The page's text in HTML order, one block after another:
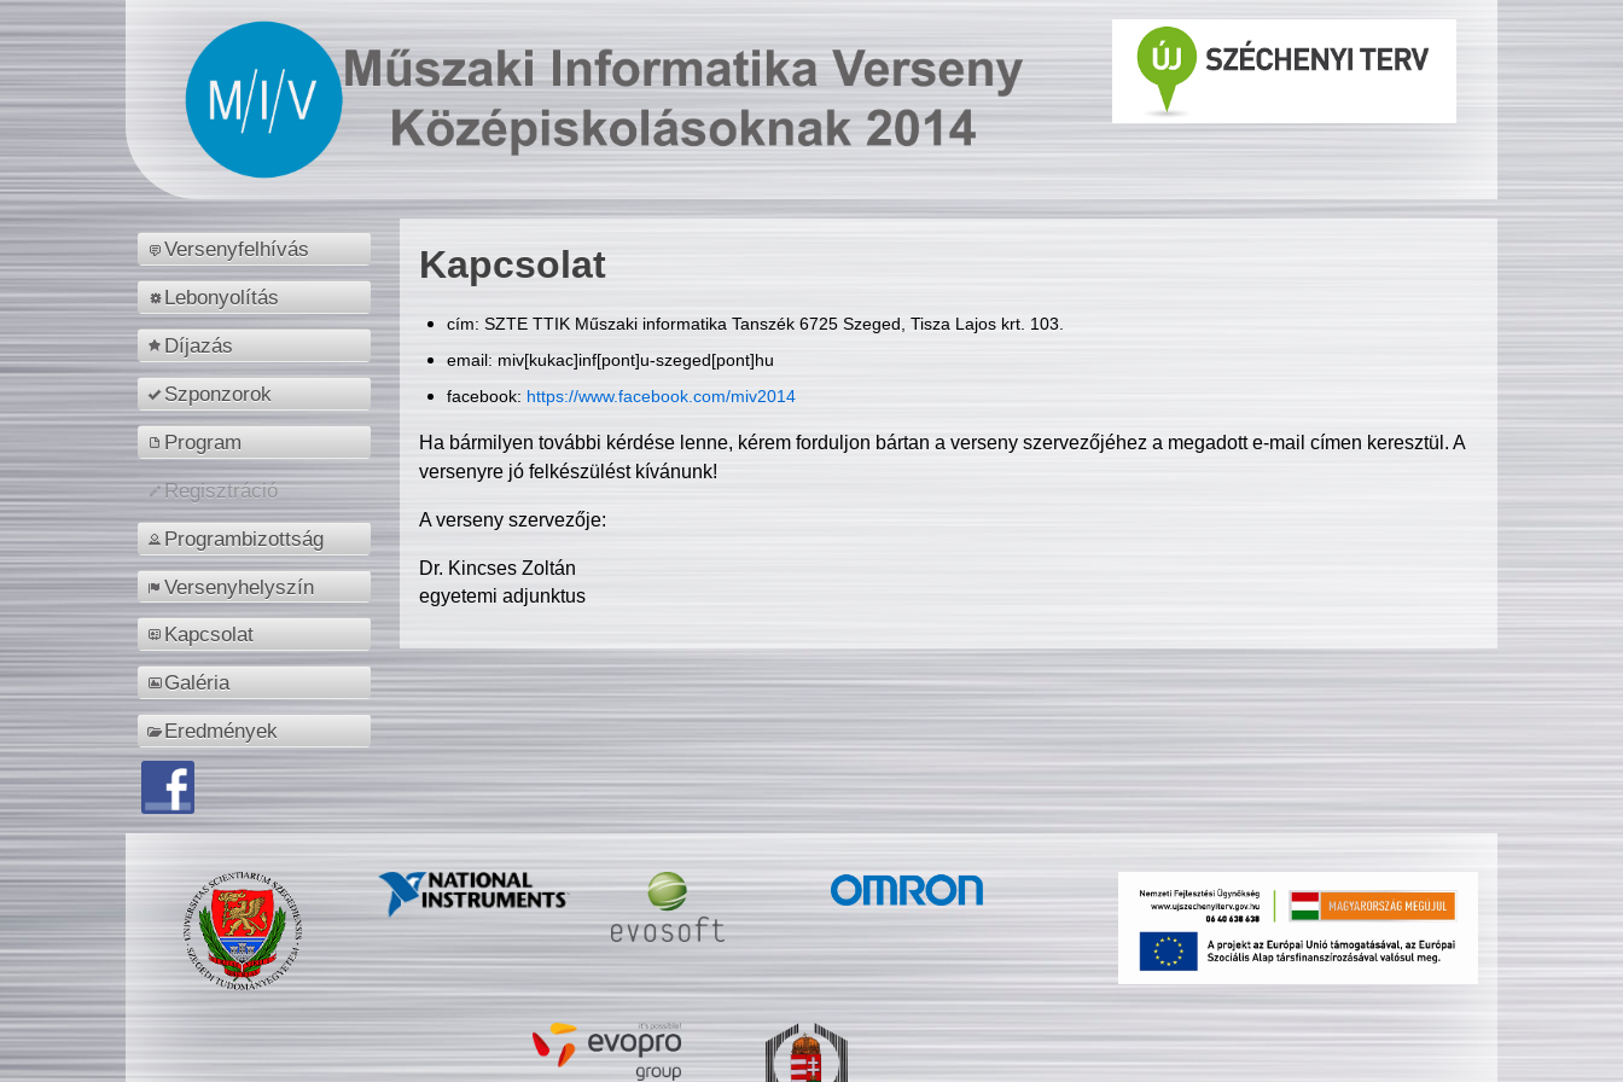
Versenyfelhívás
Lebonyolítás
Díjazás
Szponzorok
Program
Regisztráció
Programbizottság
Versenyhelyszín
Kapcsolat
Galéria
Eredmények
Kapcsolat
cím: SZTE TTIK Műszaki informatika Tanszék 6725 Szeged, Tisza Lajos krt. 103.
email: miv[kukac]inf[pont]u-szeged[pont]hu
facebook: https://www.facebook.com/miv2014
Ha bármilyen további kérdése lenne, kérem forduljon bártan a verseny szervezőjéhez a megadott e-mail címen keresztül. A
versenyre jó felkészülést kívánunk!
A verseny szervezője:
Dr. Kincses Zoltán
egyetemi adjunktus